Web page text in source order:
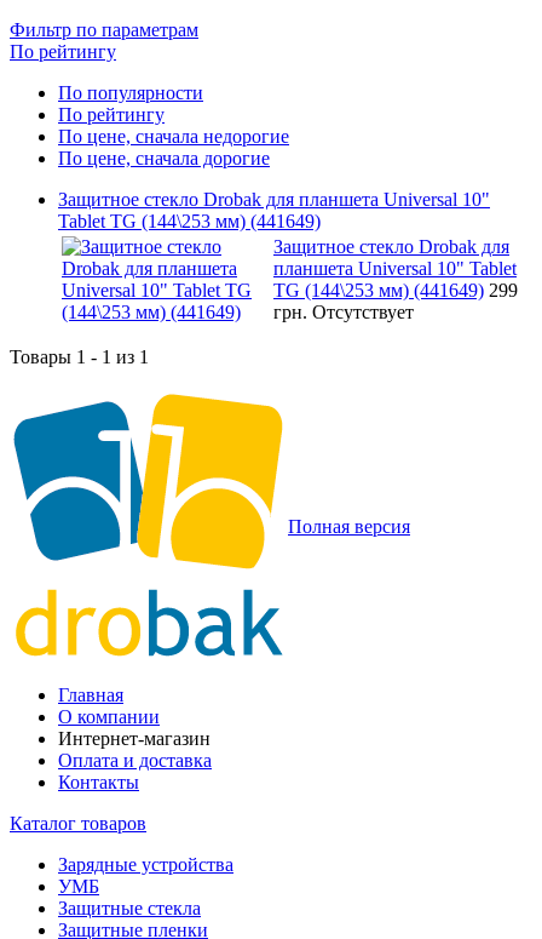
Фильтр по параметрам
По рейтингу
По популярности
По рейтингу
По цене, сначала недорогие
По цене, сначала дорогие
Защитное стекло Drobak для планшета Universal 10"
Tablet TG (144\253 мм) (441649)
Защитное стекло Drobak для
планшета Universal 10" Tablet
TG (144\253 мм) (441649) 299
грн. Отсутствует
Товары 1 - 1 из 1
Полная версия
Главная
О компании
Интернет-магазин
Оплата и доставка
Контакты
Каталог товаров
Зарядные устройства
УМБ
Защитные стекла
Защитные пленки